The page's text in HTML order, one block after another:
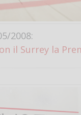
2008:
il Surrey la